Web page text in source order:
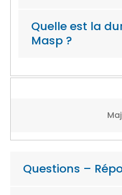
Quelle est la
Masp ?
Maj
Questions –